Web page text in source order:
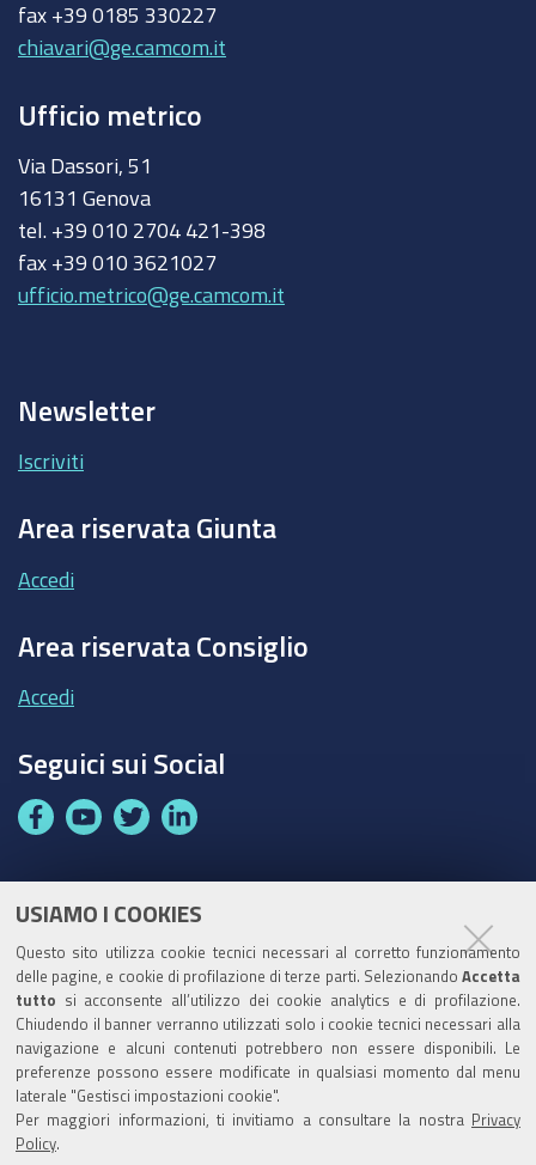
USIAMO I COOKIES
Questo sito utilizza cookie tecnici necessari al corretto funzionamento
delle pagine, e cookie di profilazione di terze parti. Selezionando Accetta
tutto si acconsente all’utilizzo dei cookie analytics e di profilazione.
Chiudendo il banner verranno utilizzati solo i cookie tecnici necessari alla
navigazione e alcuni contenuti potrebbero non essere disponibili. Le
preferenze possono essere modificate in qualsiasi momento dal menu
laterale "Gestisci impostazioni cookie".
Per maggiori informazioni, ti invitiamo a consultare la nostra
Privacy
Policy
fax +39 0185 330227
chiavari@ge.camcom.it
Ufficio metrico
Via Dassori, 51
16131 Genova
tel. +39 010 2704 421-398
fax +39 010 3621027
ufficio.metrico@ge.camcom.it
Newsletter
Iscriviti
Area riservata Giunta
Accedi
Area riservata Consiglio
Accedi
Seguici sui Social
F
c
e
b
o
o
Y
u
t
b
e
T
i
t
e
r
L
n
k
d
I
n
Codice Univoco Ufficio:UF1SDE
I soggetti privati potranno effettuare i pagamenti
tramite PagoPA con Modalità diretta o con Avviso di
pagamento al seguente linkPaga con PagoPA
Codice IBAN per le pubbliche amministrazioni